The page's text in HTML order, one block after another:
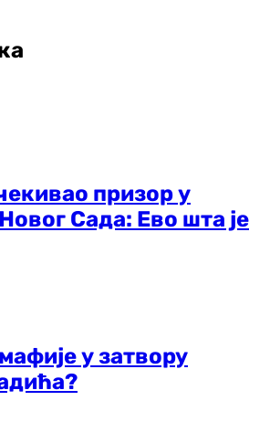
призор у
Сада: Ево шта је
у затвору